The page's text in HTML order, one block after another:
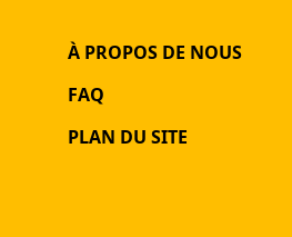
À PROPOS DE NOUS
FAQ
PLAN DU SITE